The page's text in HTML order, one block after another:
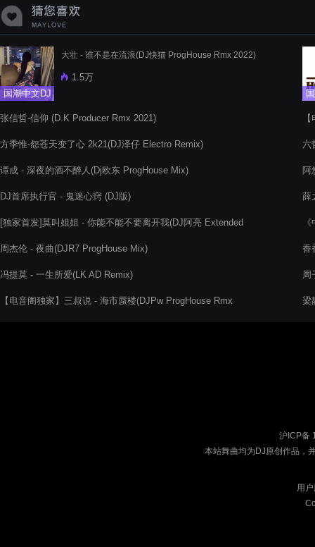
国潮中文DJ
大壮 - 谁不是在流浪(DJ快猫 ProgHouse Rmx 2022)
1.5万
张信哲-信仰 (D.K Producer Rmx 2021)
方季惟-怨苍天变了心 2k21(DJ泽仔 Electro Remix)
谭成 - 深夜的酒不醉人(Dj欧东 ProgHouse Mix)
DJ首席执行官 - 鬼迷心窍 (DJ版)
[独家首发]莫叫姐姐 - 你能不能不要离开我(DJ阿亮 Extended
周杰伦 - 夜曲(DJR7 ProgHouse Mix)
冯提莫 - 一生所爱(LK AD Remix)
【电音阁独家】三叔说 - 海市蜃楼(DJPw ProgHouse Rmx
六
阿
薛
香
周
梁
沪ICP备
本站舞曲均为DJ原创作品，
用